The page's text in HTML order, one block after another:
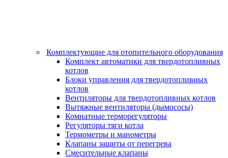
Комплектующие для отопительного оборудования
Комплект автоматики для твердотопливных
котлов
Блоки управления для твердотопливных
котлов
Вентиляторы для твердотопливных котлов
Вытяжные вентиляторы (дымососы)
Комнатные терморегуляторы
Регуляторы тяги котла
Термометры и манометры
Клапаны защиты от перегрева
Смесительные клапаны